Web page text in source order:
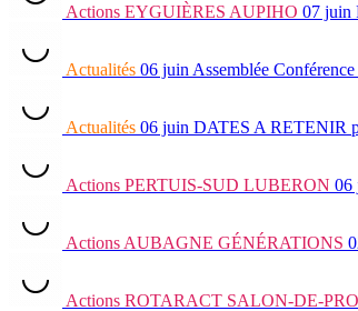
Actions EYGUIÈRES AUPIHO 07 juin
Actualités 06 juin Assemblée
Actualités 06 juin DATES A RETENIR
Actions PERTUIS-SUD LUBERON 06
Actions AUBAGNE GÉNÉRATIONS
Actions ROTARACT SALON-DE-